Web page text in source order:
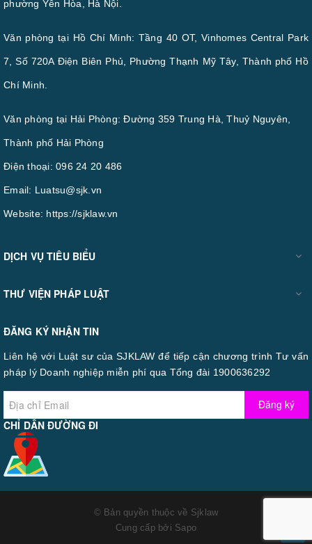
phường Yên Hòa, Hà Nội.
Văn phòng tại Hồ Chí Minh: Tầng 40 OT, Vinhomes Central Park
7, Số 720A Điện Biên Phủ, Phường Thạnh Mỹ Tây, Thành phố Hồ
Chí Minh.
Văn phòng tại Hải Phòng: Đường 359 Trung Hà, Thuỷ Nguyên,
Thành phố Hải Phòng
Điện thoại: 096 24 20 486
Email: Luatsu@sjk.vn
Website: https://sjklaw.vn
DỊCH VỤ TIÊU BIỂU
THƯ VIỆN PHÁP LUẬT
ĐĂNG KÝ NHẬN TIN
Liên hệ với Luật sư của SJKLAW để tiếp cận chương trình Tư vấn
pháp lý Doanh nghiệp miễn phí qua Tổng đài 1900636292
Đăng ký
CHỈ DẪN ĐƯỜNG ĐI
© Bản quyền thuộc về Sjklaw
Cung cấp bởi Sapo